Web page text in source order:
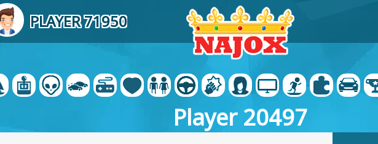
PLAYER 71950
Player 20497